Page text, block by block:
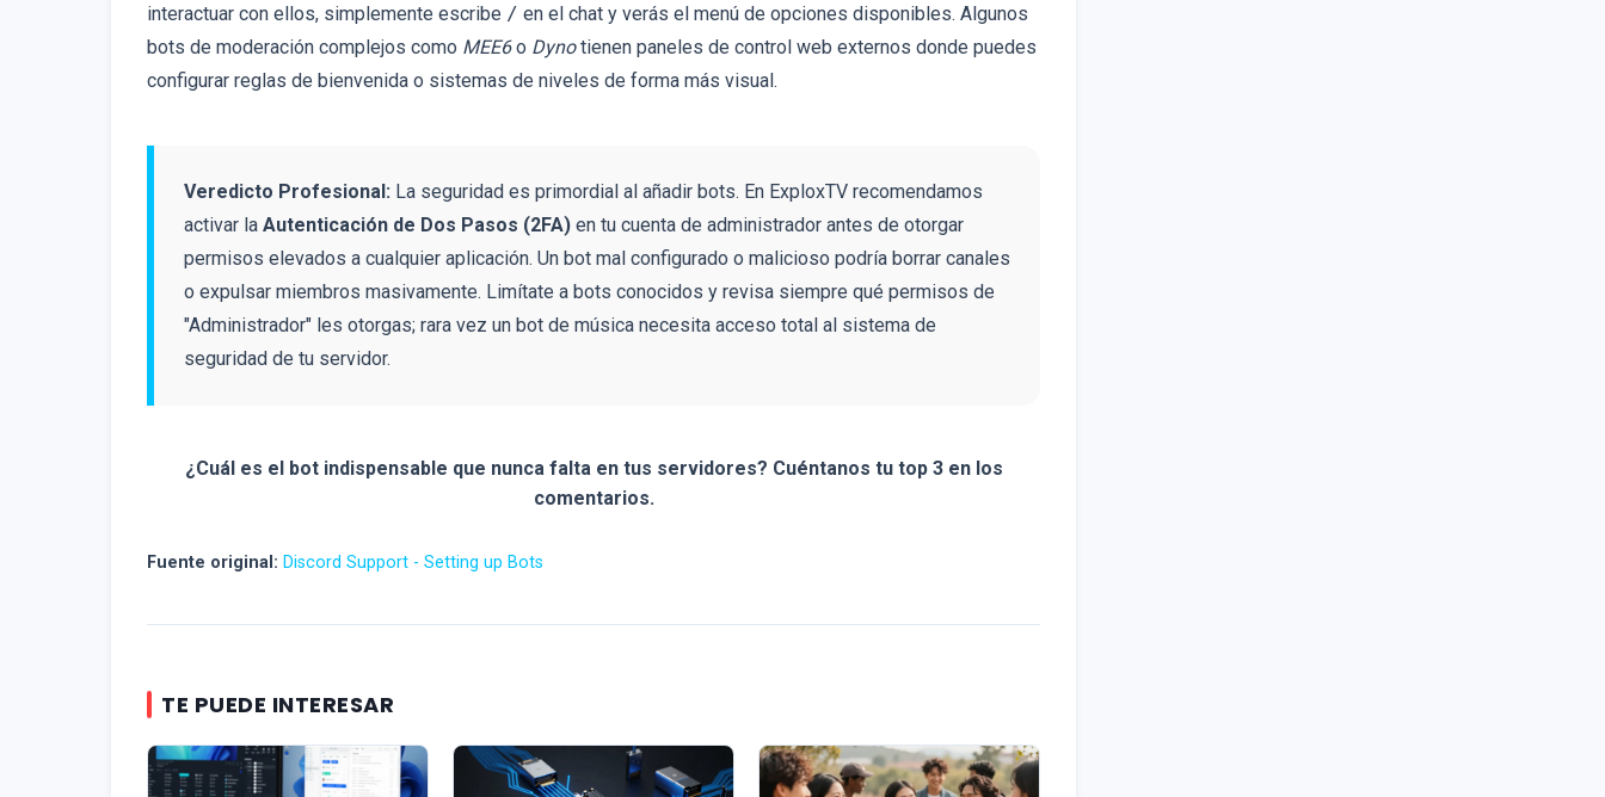
interactuar con ellos, simplemente escribe / en el chat y verás el menú de opciones disponibles. Algunos
bots de moderación complejos como MEE6o Dynotienen paneles de control web externos donde puedes
configurar reglas de bienvenida o sistemas de niveles de forma más visual.
Veredicto Profesional: La seguridad es primordial al añadir bots. En ExploxTV recomendamos
activar la Autenticación de Dos Pasos (2FA) en tu cuenta de administrador antes de otorgar
permisos elevados a cualquier aplicación. Un bot mal configurado o malicioso podría borrar canales
o expulsar miembros masivamente. Limítate a bots conocidos y revisa siempre qué permisos de
"Administrador" les otorgas; rara vez un bot de música necesita acceso total al sistema de
seguridad de tu servidor.
¿Cuál es el bot indispensable que nunca falta en tus servidores? Cuéntanos tu top 3 en los
comentarios.
Fuente original: Discord Support - Setting up Bots
TE PUEDE INTERESAR